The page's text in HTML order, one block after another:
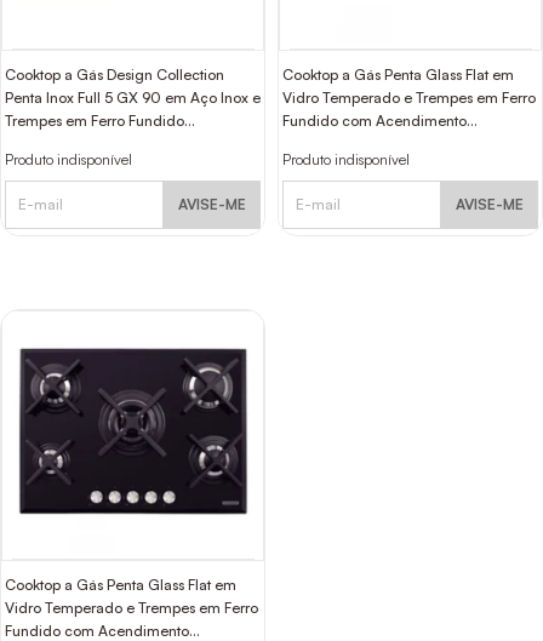
Cooktop a Gás Design Collection
Penta Inox Full 5 GX 90 em Aço Inox e
Trempes em Ferro Fundido
Produto indisponível
AVISE-ME
Cooktop a Gás Penta Glass Flat em
Vidro Temperado e Trempes em Ferro
Fundido com Acendimento
Tramontina Design Collection
Produto indisponível
AVISE-ME
Cooktop a Gás Penta Glass Flat em
Vidro Temperado e Trempes em Ferro
Fundido com Acendimento